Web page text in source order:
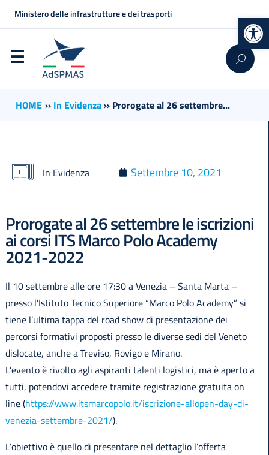
Ministero delle infrastrutture e dei trasporti
HOME ›› In Evidenza›› Prorogate al 26 settembre...
In Evidenza Settembre 10, 2021
Prorogate al 26 settembre le iscrizioni
ai corsi ITS Marco Polo Academy
2021-2022
Il 10 settembre alle ore 17:30 a Venezia – Santa Marta –
presso l’Istituto Tecnico Superiore “Marco Polo Academy” si
tiene l’ultima tappa del road show di presentazione dei
percorsi formativi proposti presso le diverse sedi del Veneto
dislocate, anche a Treviso, Rovigo e Mirano.
L’evento è rivolto agli aspiranti talenti logistici, ma è aperto a
tutti, potendovi accedere tramite registrazione gratuita on
line (https://www.itsmarcopolo.it/iscrizione-allopen-day-di-
venezia-settembre-2021/).
L’obiettivo è quello di presentare nel dettaglio l’offerta